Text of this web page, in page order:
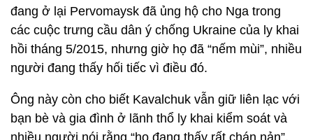
đang ở lại Pervomaysk đã ủng hộ cho Nga trong
các cuộc trưng cầu dân ý chống Ukraine của ly khai
hồi tháng 5/2015, nhưng giờ họ đã “nếm mùi”, nhiều
người đang thấy hối tiếc vì điều đó.
Ông này còn cho biết Kavalchuk vẫn giữ liên lạc với
bạn bè và gia đình ở lãnh thổ ly khai kiểm soát và
nhiều người nói rằng “họ đang thấy rất chán nản”.